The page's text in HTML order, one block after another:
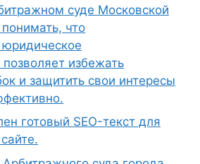
суде Московской
что
избежать
и защитить свои интересы
готовый SEO-текст для